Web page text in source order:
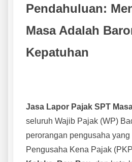
Pendahuluan:
Masa Adalah
Kepatuhan
Jasa Lapor Pajak SPT
seluruh Wajib Pajak (WP)
perorangan pengusaha yang
Pengusaha Kena Pajak